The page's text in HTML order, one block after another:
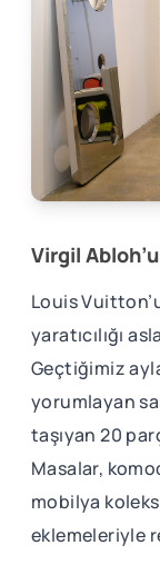
Virgil
Louis
yaratıcılığı
Geçtiğimiz
yorumlayan
taşıyan 20
Masalar,
mobilya
eklemeleriyle